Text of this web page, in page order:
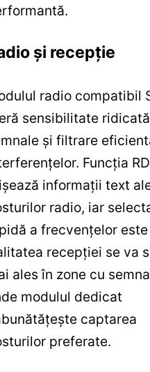
și recepție
radio compatibil
sensibilitate
și filtrare
Funcția
informații text
radio, iar
a frecvențelor
recepției se va
ales în zone cu
modulul dedicat
captarea
preferate.